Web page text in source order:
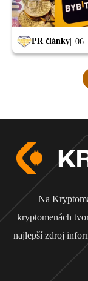
PR články 06.
Na
kryptomenách
najlepší zdroj